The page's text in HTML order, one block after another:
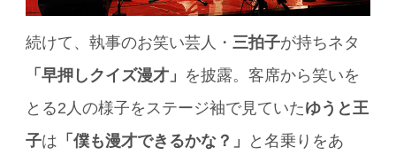
続けて、執事のお笑い芸人・ 三拍子が持ちネタ
「早押しクイズ漫才」 を披露。客席から笑いを
とる2人の様子をステージ袖で見ていたゆうと王
子は 「僕も漫才できるかな？」
と名乗りをあ